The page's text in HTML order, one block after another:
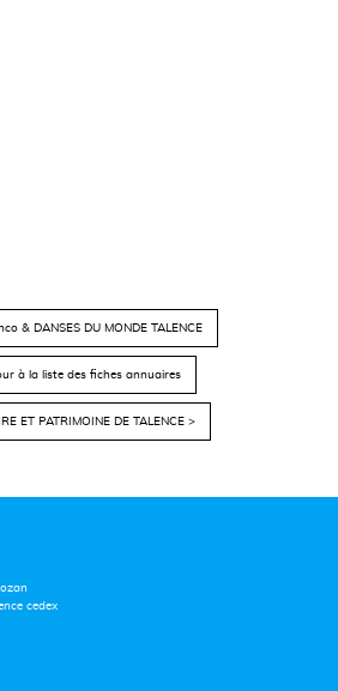
& DANSES DU MONDE TALENCE
à la liste des fiches annuaires
ET PATRIMOINE DE TALENCE >
cedex